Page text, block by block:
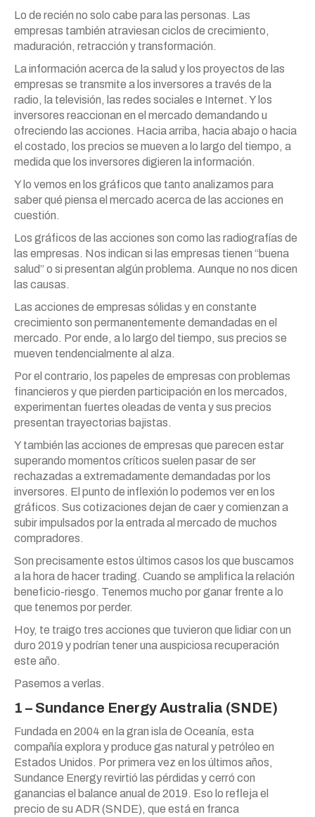
Lo de recién no solo cabe para las personas. Las
empresas también atraviesan ciclos de crecimiento,
maduración, retracción y transformación.
La información acerca de la salud y los proyectos de las
empresas se transmite a los inversores a través de la
radio, la televisión, las redes sociales e Internet. Y los
inversores reaccionan en el mercado demandando u
ofreciendo las acciones. Hacia arriba, hacia abajo o hacia
el costado, los precios se mueven a lo largo del tiempo, a
medida que los inversores digieren la información.
Y lo vemos en los gráficos que tanto analizamos para
saber qué piensa el mercado acerca de las acciones en
cuestión.
Los gráficos de las acciones son como las radiografías de
las empresas. Nos indican si las empresas tienen “buena
salud” o si presentan algún problema. Aunque no nos dicen
las causas.
Las acciones de empresas sólidas y en constante
crecimiento son permanentemente demandadas en el
mercado. Por ende, a lo largo del tiempo, sus precios se
mueven tendencialmente al alza.
Por el contrario, los papeles de empresas con problemas
financieros y que pierden participación en los mercados,
experimentan fuertes oleadas de venta y sus precios
presentan trayectorias bajistas.
Y también las acciones de empresas que parecen estar
superando momentos críticos suelen pasar de ser
rechazadas a extremadamente demandadas por los
inversores. El punto de inflexión lo podemos ver en los
gráficos. Sus cotizaciones dejan de caer y comienzan a
subir impulsados por la entrada al mercado de muchos
compradores.
Son precisamente estos últimos casos los que buscamos
a la hora de hacer trading. Cuando se amplifica la relación
beneficio-riesgo. Tenemos mucho por ganar frente a lo
que tenemos por perder.
Hoy, te traigo tres acciones que tuvieron que lidiar con un
duro 2019 y podrían tener una auspiciosa recuperación
este año.
Pasemos a verlas.
1 – Sundance Energy Australia (SNDE)
Fundada en 2004 en la gran isla de Oceanía, esta
compañía explora y produce gas natural y petróleo en
Estados Unidos. Por primera vez en los últimos años,
Sundance Energy revirtió las pérdidas y cerró con
ganancias el balance anual de 2019. Eso lo refleja el
precio de su ADR (SNDE), que está en franca